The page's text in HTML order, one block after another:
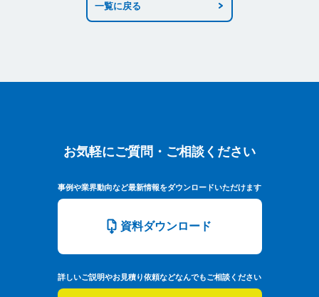
一覧に戻る
お気軽にご質問・ご相談ください
お気軽にご質問・ご相談ください
事例や業界動向など最新情報をダウンロードいただけます
資料ダウンロード
詳しいご説明やお見積り依頼などなんでもご相談ください